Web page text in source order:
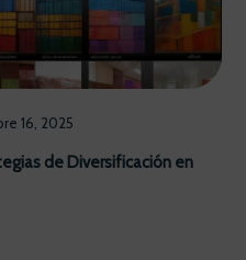
16, 2025
de Diversificación en